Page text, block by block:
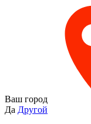
Ваш город
Да Другой